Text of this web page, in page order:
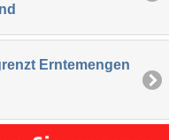
Erntemengen